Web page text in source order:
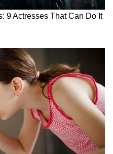
इस प्रकार है:
(प्रति दिन)
बैरल
बैरल
बैरल
बैरल